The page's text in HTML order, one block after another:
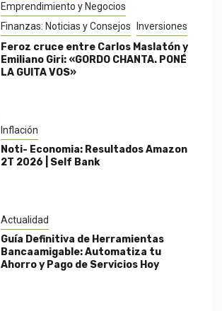
Emprendimiento y Negocios
Finanzas: Noticias y Consejos
Inversiones
Feroz cruce entre Carlos Maslatón y
Emiliano Giri: «GORDO CHANTA. PONÉ
LA GUITA VOS»
Inflación
Noti- Economia: Resultados Amazon
2T 2026 | Self Bank
Actualidad
Guía Definitiva de Herramientas
Bancaamigable: Automatiza tu
Ahorro y Pago de Servicios Hoy